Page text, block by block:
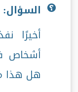
السؤال:
أخيرًا
أشخاص
هل هذا